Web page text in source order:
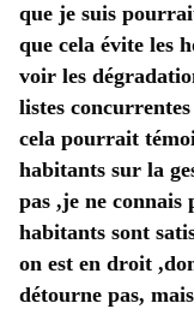
que je suis
que cela évite les
voir les
listes
cela pourrait
habitants sur la
pas ,je ne connais
habitants sont
on est en droit
détourne pas,